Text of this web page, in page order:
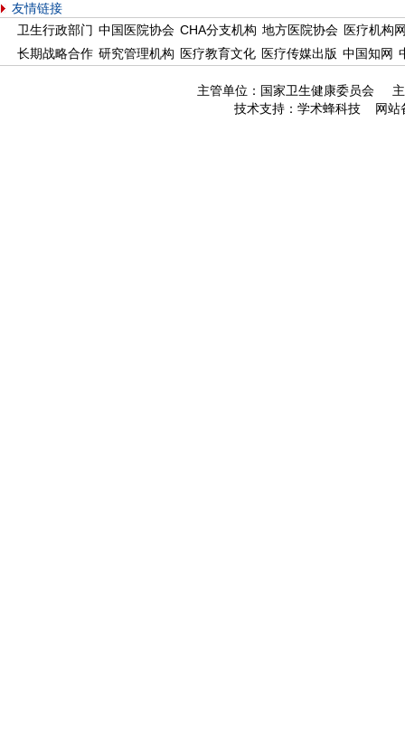
友情链接
卫生行政部门 中国医院协会 CHA分支机构 地方医院协会 医疗机构
长期战略合作 研究管理机构 医疗教育文化 医疗传媒出版 中国知网
主管单位：国家卫生健康委员会
技术支持：学术蜂科技 网站